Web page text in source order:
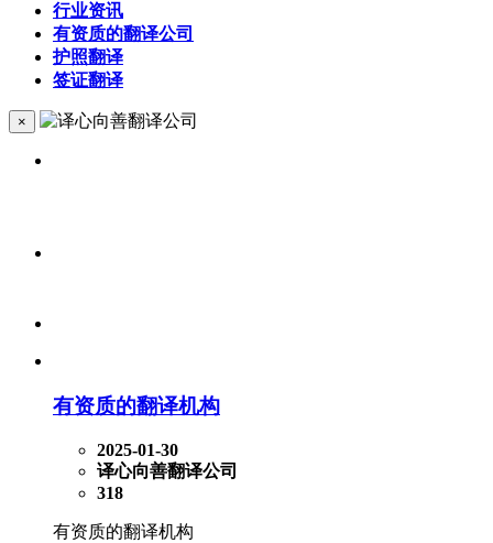
行业资讯
有资质的翻译公司
护照翻译
签证翻译
×
有资质的翻译机构
2025-01-30
译心向善翻译公司
318
有资质的翻译机构